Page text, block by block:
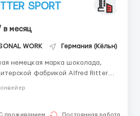
SPORT
в месяц
WORK Германия (Кёльн)
немецкая марка шоколада,
фабрикой Alfred Ritter
- менеджер Дарья (+Viber,
проживанием Постоянная работа